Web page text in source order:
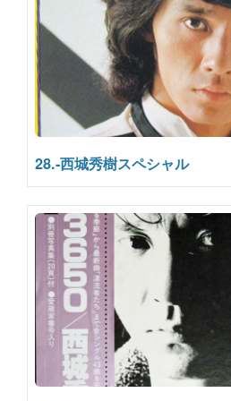
28.-西城秀樹スペシャル